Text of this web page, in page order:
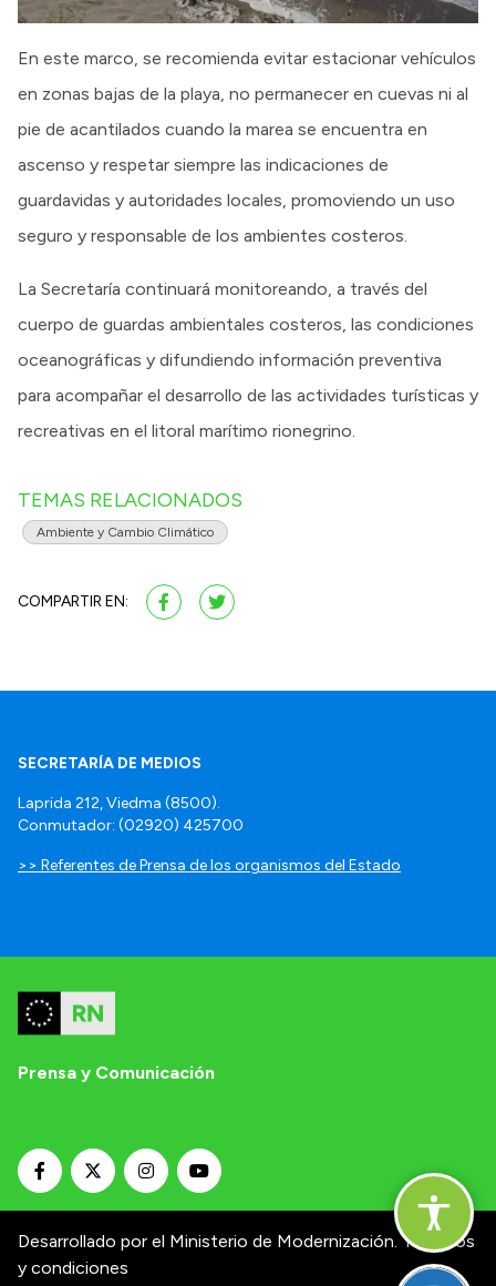
En este marco, se recomienda evitar estacionar vehículos
en zonas bajas de la playa, no permanecer en cuevas ni al
pie de acantilados cuando la marea se encuentra en
ascenso y respetar siempre las indicaciones de
guardavidas y autoridades locales, promoviendo un uso
seguro y responsable de los ambientes costeros.
La Secretaría continuará monitoreando, a través del
cuerpo de guardas ambientales costeros, las condiciones
oceanográficas y difundiendo información preventiva
para acompañar el desarrollo de las actividades turísticas y
recreativas en el litoral marítimo rionegrino.
TEMAS RELACIONADOS
Ambiente y Cambio Climático
COMPARTIR EN:
SECRETARÍA DE MEDIOS
Laprida 212, Viedma (8500).
Conmutador: (02920) 425700
>> Referentes de Prensa de los organismos del Estado
Prensa y Comunicación
Desarrollado por el Ministerio de Modernización. Términos
y condiciones